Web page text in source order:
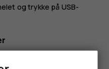
og trykke på USB-